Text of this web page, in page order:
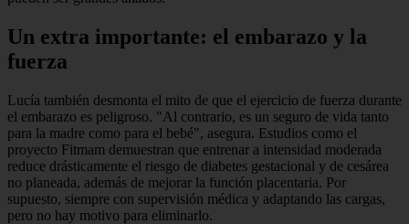
Un extra importante: el embarazo y la
fuerza
Lucía también desmonta el mito de que el ejercicio de fuerza durante
el embarazo es peligroso. "Al contrario, es un seguro de vida tanto
para la madre como para el bebé", asegura. Estudios como el
proyecto Fitmam demuestran que entrenar a intensidad moderada
reduce drásticamente el riesgo de diabetes gestacional y de cesárea
no planeada, además de mejorar la función placentaria. Por
supuesto, siempre con supervisión médica y adaptando las cargas,
pero no hay motivo para eliminarlo.